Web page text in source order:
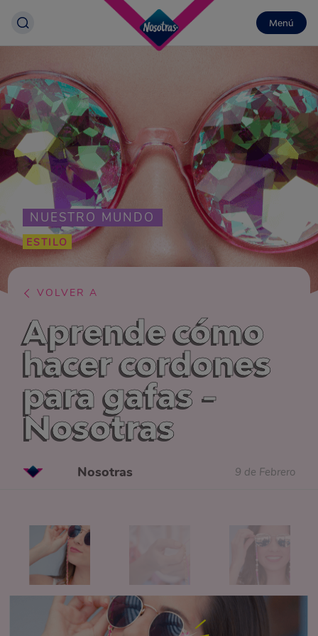
Menú
NUESTRO MUNDO
ESTILO
VOLVER A
Aprende cómo
hacer cordones
para gafas -
Nosotras
Nosotras 9 de Febrero